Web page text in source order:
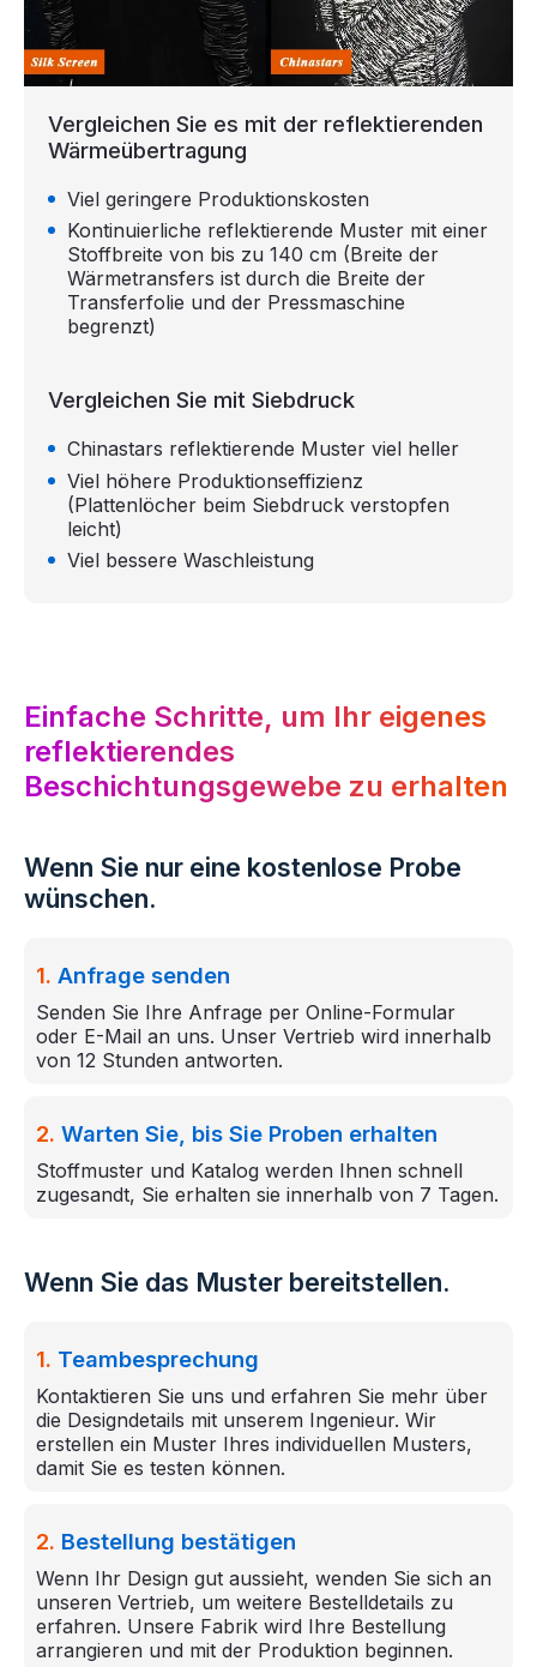
Vergleichen Sie es mit der reflektierenden
Wärmeübertragung
Viel geringere Produktionskosten
Kontinuierliche reflektierende Muster mit einer
Stoffbreite von bis zu 140 cm (Breite der
Wärmetransfers ist durch die Breite der
Transferfolie und der Pressmaschine
begrenzt)
Vergleichen Sie mit Siebdruck
Chinastars reflektierende Muster viel heller
Viel höhere Produktionseffizienz
(Plattenlöcher beim Siebdruck verstopfen
leicht)
Viel bessere Waschleistung
Einfache Schritte, um Ihr eigenes
reflektierendes
Beschichtungsgewebe zu erhalten
Wenn Sie nur eine kostenlose Probe
wünschen.
1. Anfrage senden
Senden Sie Ihre Anfrage per Online-Formular
oder E-Mail an uns. Unser Vertrieb wird innerhalb
von 12 Stunden antworten.
2. Warten Sie, bis Sie Proben erhalten
Stoffmuster und Katalog werden Ihnen schnell
zugesandt, Sie erhalten sie innerhalb von 7 Tagen.
Wenn Sie das Muster bereitstellen.
1. Teambesprechung
Kontaktieren Sie uns und erfahren Sie mehr über
die Designdetails mit unserem Ingenieur. Wir
erstellen ein Muster Ihres individuellen Musters,
damit Sie es testen können.
2. Bestellung bestätigen
Wenn Ihr Design gut aussieht, wenden Sie sich an
unseren Vertrieb, um weitere Bestelldetails zu
erfahren. Unsere Fabrik wird Ihre Bestellung
arrangieren und mit der Produktion beginnen.